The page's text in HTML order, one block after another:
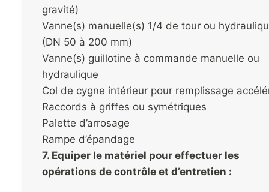
gravité)
Vanne(s) manuelle(s) 1/4 de tour ou
(DN 50 à 200 mm)
Vanne(s) guillotine à commande manuelle ou
hydraulique
Col de cygne intérieur pour remplissage
Raccords à griffes ou symétriques
Palette d’arrosage
Rampe d’épandage
7. Equiper le matériel pour effectuer les
opérations de contrôle et d’entretien :